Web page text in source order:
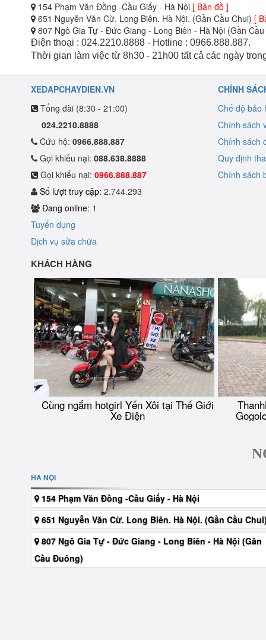
154 Phạm Văn Đồng -Cầu Giấy - Hà Nội [ Bản đồ ]
651 Nguyễn Văn Cừ. Long Biên. Hà Nội. (Gần Cầu Chui) [
807 Ngô Gia Tự - Đức Giang - Long Biên - Hà Nội (Gần
Điện thoại : 024.2210.8888 - Hotline : 0966.888.887.
Thời gian làm việc từ 8h30 - 21h00 tất cả các ngày
XEDAPCHAYDIEN.VN
Tổng đài (8:30 - 21:00)
024.2210.8888
Cứu hộ: 0966.888.887
Gọi khiếu nại: 088.638.8888
Gọi khiếu nại: 0966.888.887
Số lượt truy cập: 2.744.293
Đang online: 1
Tuyến dụng
Dịch vụ sửa chữa
CHÍNH
Chế độ bảo
Chính sách
Chính sách
Quy định
Chính sách
KHÁCH HÀNG
Cùng ngắm hotgirl Yến Xôi tại Thế Giới
Xe Điện
HÀ NỘI
154 Phạm Văn Đồng -Cầu Giấy - Hà Nội
651 Nguyễn Văn Cừ. Long Biên. Hà Nội. (Gần Cầu
807 Ngô Gia Tự - Đức Giang - Long Biên - Hà Nội (Gần
Cầu Đuông)